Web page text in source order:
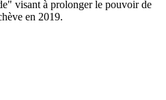
visant à prolonger le pouvoir de
en 2019.